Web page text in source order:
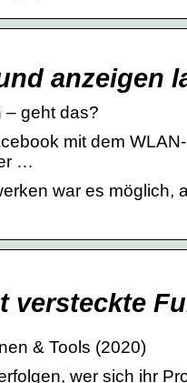
anzeigen
– geht das?
mit dem
…
war es möglich,
versteckte
& Tools (2020)
wer sich ihr